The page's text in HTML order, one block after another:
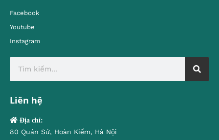
Facebook
Youtube
Instagram
Liên hệ
Địa chỉ:
80 Quán Sứ, Hoàn Kiếm, Hà Nội